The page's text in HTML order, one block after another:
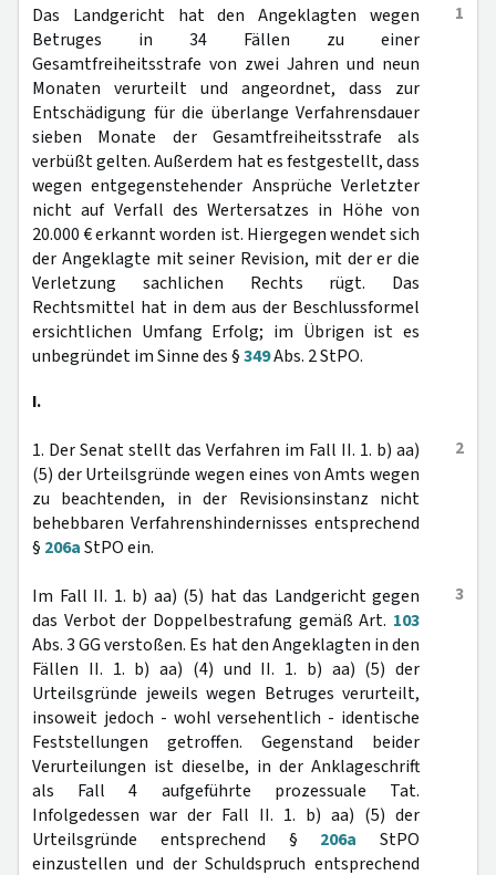
1
Das Landgericht hat den Angeklagten wegen
Betruges in 34 Fällen zu einer
Gesamtfreiheitsstrafe von zwei Jahren und neun
Monaten verurteilt und angeordnet, dass zur
Entschädigung für die überlange Verfahrensdauer
sieben Monate der Gesamtfreiheitsstrafe als
verbüßt gelten. Außerdem hat es festgestellt, dass
wegen entgegenstehender Ansprüche Verletzter
nicht auf Verfall des Wertersatzes in Höhe von
20.000 € erkannt worden ist. Hiergegen wendet sich
der Angeklagte mit seiner Revision, mit der er die
Verletzung sachlichen Rechts rügt. Das
Rechtsmittel hat in dem aus der Beschlussformel
ersichtlichen Umfang Erfolg; im Übrigen ist es
unbegründet im Sinne des §349Abs. 2 StPO.
I.
2
1. Der Senat stellt das Verfahren im Fall II. 1. b) aa)
(5) der Urteilsgründe wegen eines von Amts wegen
zu beachtenden, in der Revisionsinstanz nicht
behebbaren Verfahrenshindernisses entsprechend
§ 206aStPO ein.
3
Im Fall II. 1. b) aa) (5) hat das Landgericht gegen
das Verbot der Doppelbestrafung gemäß Art. 103
Abs. 3 GG verstoßen. Es hat den Angeklagten in den
Fällen II. 1. b) aa) (4) und II. 1. b) aa) (5) der
Urteilsgründe jeweils wegen Betruges verurteilt,
insoweit jedoch - wohl versehentlich - identische
Feststellungen getroffen. Gegenstand beider
Verurteilungen ist dieselbe, in der Anklageschrift
als Fall 4 aufgeführte prozessuale Tat.
Infolgedessen war der Fall II. 1. b) aa) (5) der
Urteilsgründe entsprechend § 206a StPO
einzustellen und der Schuldspruch entsprechend